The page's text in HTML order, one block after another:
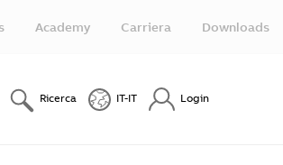
Academy Carriera Downloads
Ricerca IT-IT Login